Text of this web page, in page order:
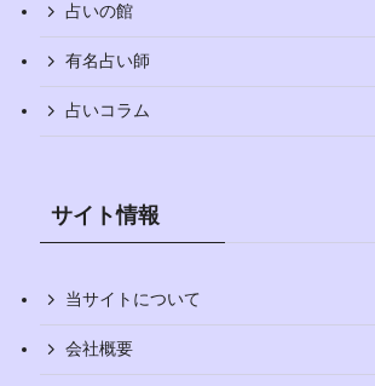
占いの館
有名占い師
占いコラム
サイト情報
当サイトについて
会社概要